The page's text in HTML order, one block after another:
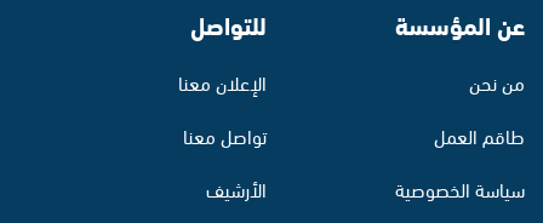
عن المؤسسة
من نحن
طاقم العمل
سياسة الخصوصية
للتواصل
الإعلان معنا
تواصل معنا
الأرشيف